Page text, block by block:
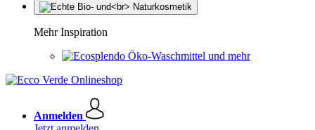
Mehr Inspiration
Öko-Waschmittel und mehr
Anmelden